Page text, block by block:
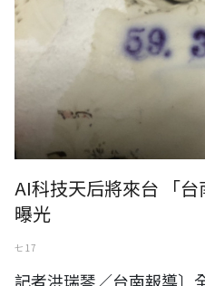
AI科技天后將來台 「
曝光
七 17
記者洪瑞琴／台南報導〕